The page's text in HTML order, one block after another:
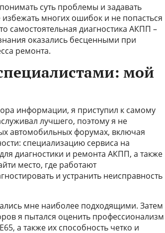
суть проблемы и задавать
многих ошибок и не попасться
самостоятельная диагностика АКПП –
оказались бесценными при
ремонта.
мой
информации, я приступил к самому
лучшего, поэтому я не
автомобильных форумах, включая
специализацию сервиса на
диагностики и ремонта АКПП, а также
место, где работают
и устранить неисправность
мне наиболее подходящими. Затем
я пытался оценить профессионализм
а также их способность четко и